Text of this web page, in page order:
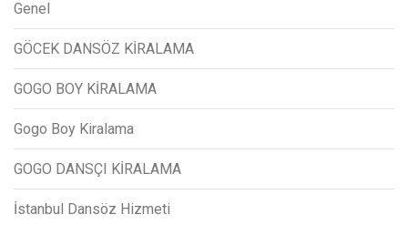
Genel
GÖCEK DANSÖZ KİRALAMA
GOGO BOY KİRALAMA
Gogo Boy Kiralama
GOGO DANSÇI KİRALAMA
İstanbul Dansöz Hizmeti